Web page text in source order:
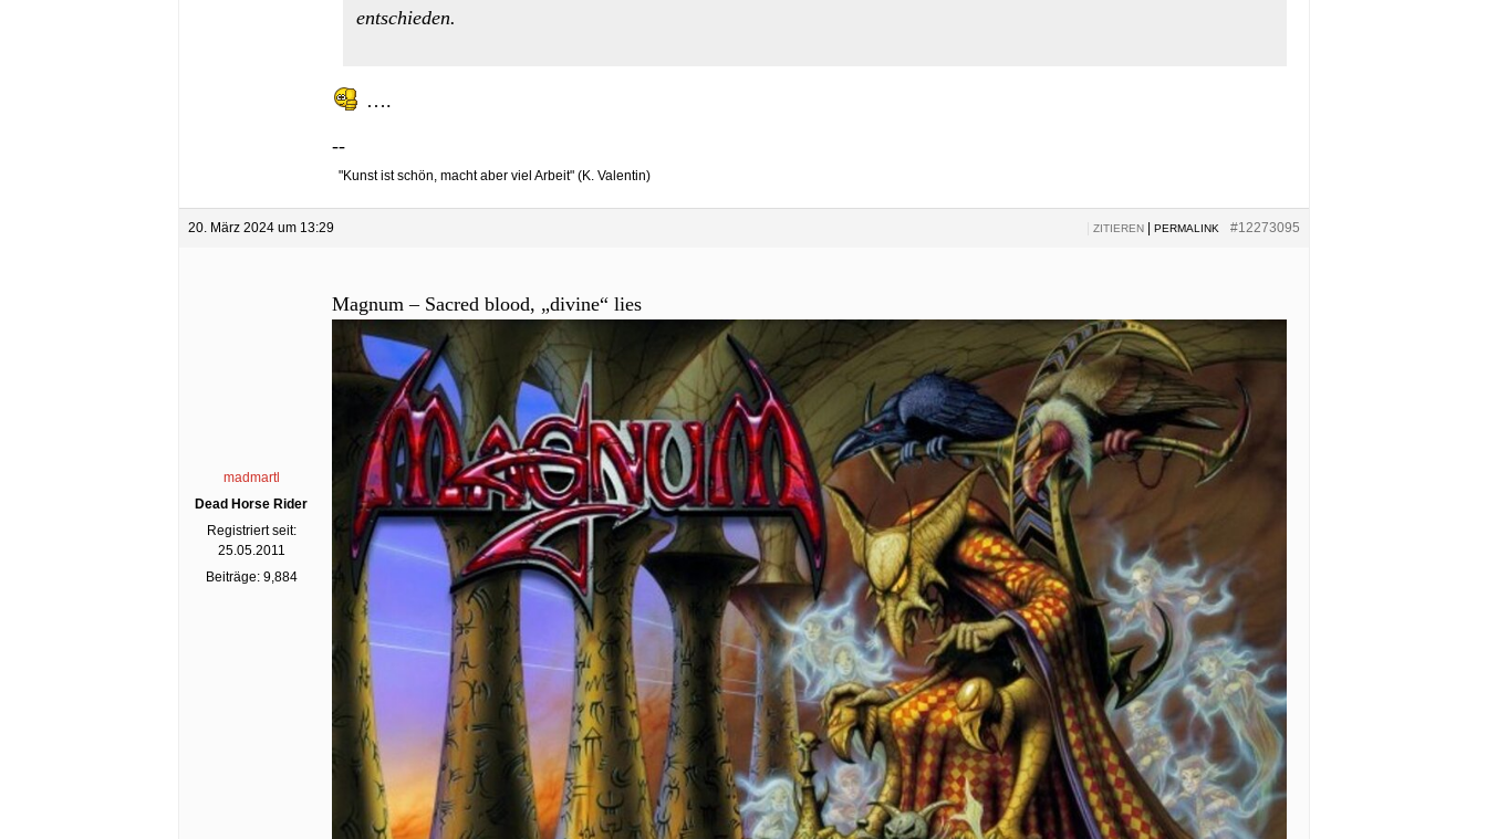
entschieden.
….
--
"Kunst ist schön, macht aber viel Arbeit" (K. Valentin)
20. März 2024 um 13:29 #12273095
| PERMALINK
ZITIEREN
madmartl
Dead Horse Rider
Registriert seit:
25.05.2011
Beiträge: 9,884
Magnum – Sacred blood, „divine“ lies